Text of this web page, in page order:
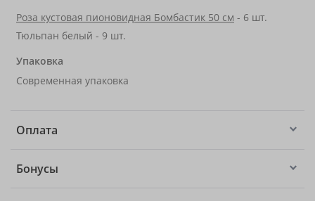
Роза кустовая пионовидная Бомбастик 50 см - 6 шт.
Тюльпан белый - 9 шт.
Упаковка
Современная упаковка
Оплата
Бонусы